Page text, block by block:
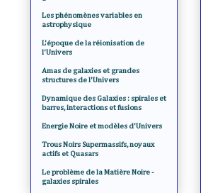
Les phénomènes variables en
astrophysique
L'époque de la réionisation de
l'Univers
Amas de galaxies et grandes
structures de l'Univers
Dynamique des Galaxies : spirales et
barres, interactions et fusions
Energie Noire et modèles d'Univers
Trous Noirs Supermassifs, noyaux
actifs et Quasars
Le problème de la Matière Noire -
galaxies spirales